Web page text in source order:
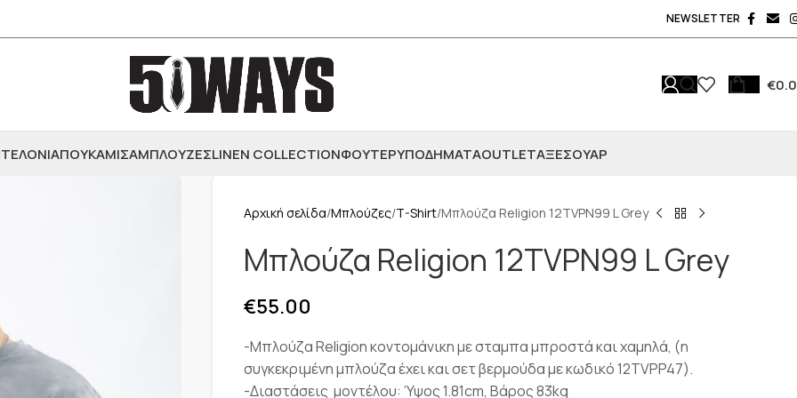
NEWSLETTER
€
ΠΟΥΚΑΜΙΣΑΜΠΛΟΥΖΕΣLINEN COLLECTIONΦΟΥΤΕΡΥΠΟΔΗΜΑΤΑOUTLETΑΞΕΣΟΥΆΡ
Αρχική σελίδα Μπλούζες T-Shirt Μπλούζα Religion 12TVPN99 L Grey
Μπλούζα Religion 12TVPN99 L Grey
€55.00
-Μπλούζα Religion κοντομάνικη με σταμπα μπροστά και χαμηλά, (η
συγκεκριμένη μπλούζα έχει και σετ βερμούδα με κωδικό 12TVPP47).
-Διαστάσεις μοντέλου: Ύψος 1.81cm, Βάρος 83kg